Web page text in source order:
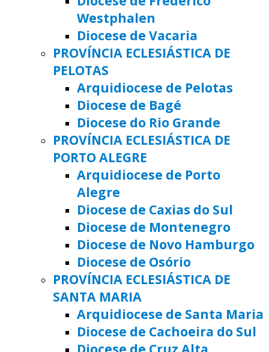
Westphalen
Diocese de Vacaria
PROVÍNCIA ECLESIÁSTICA DE
PELOTAS
Arquidiocese de Pelotas
Diocese de Bagé
Diocese do Rio Grande
PROVÍNCIA ECLESIÁSTICA DE
PORTO ALEGRE
Arquidiocese de Porto
Alegre
Diocese de Caxias do Sul
Diocese de Montenegro
Diocese de Novo Hamburgo
Diocese de Osório
PROVÍNCIA ECLESIÁSTICA DE
SANTA MARIA
Arquidiocese de Santa Maria
Diocese de Cachoeira do Sul